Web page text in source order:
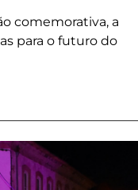
comemorativa, a
para o futuro do